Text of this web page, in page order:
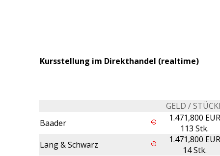
Kursstellung im Direkthandel (realtime)
GELD /
Baader
1.471,800 EUR
113 Stk.
Lang & Schwarz
1.471,800 EUR
14 Stk.